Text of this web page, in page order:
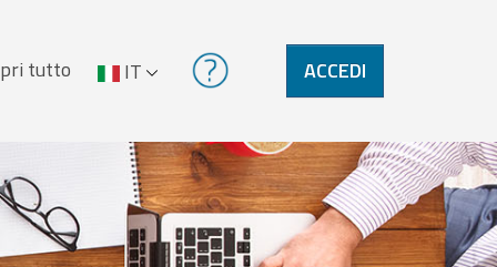
tutto IT ACCEDI